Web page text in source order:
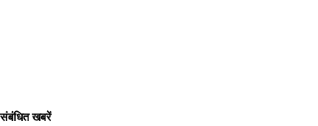
संबंधित खबरें